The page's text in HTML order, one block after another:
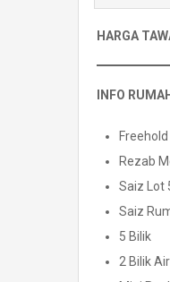
HARGA
INFO
Freehold
Rezab
Saiz Lot
Saiz
5 Bilik
2 Bilik Air